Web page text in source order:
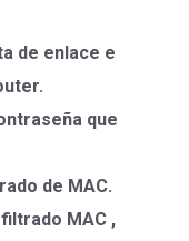
de enlace e
que
de MAC.
MAC ,